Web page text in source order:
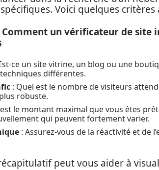
Voici quelques
Comment un vérificateur de site
ce un site vitrine, un blog ou une
différentes.
: Quel est le nombre de visiteurs
robuste.
le montant maximal que vous êtes
qui peuvent fortement varier.
: Assurez-vous de la réactivité et de
peut vous aider à